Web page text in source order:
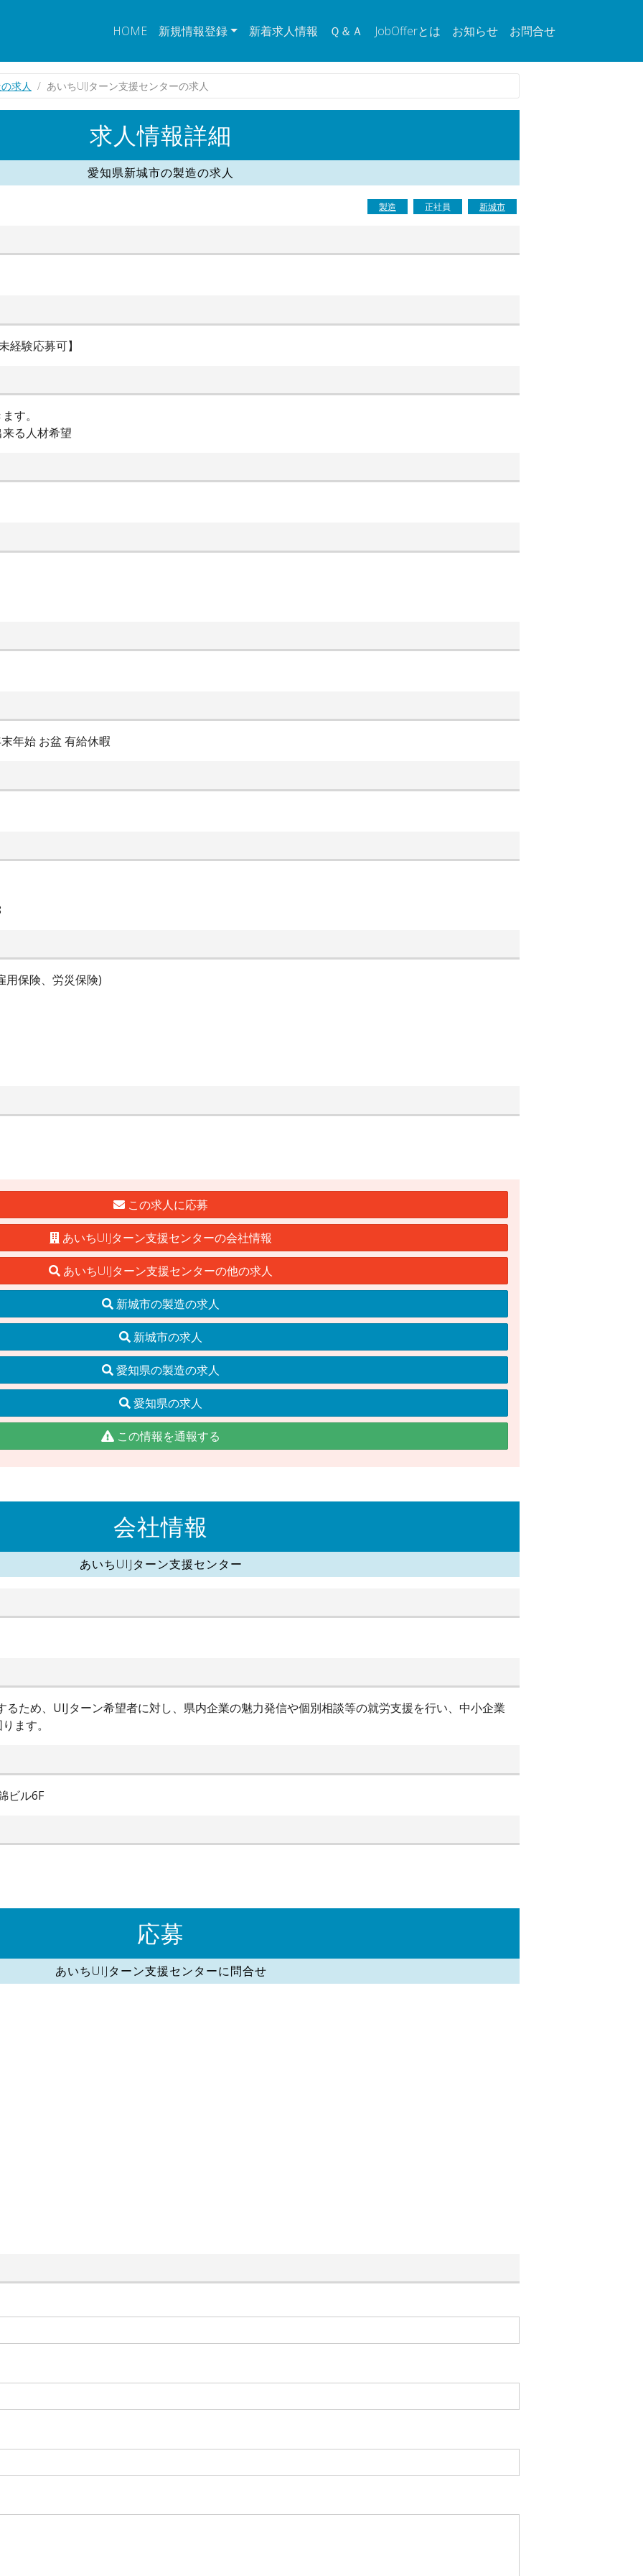
HOME 新規情報登録 新着求人情報 Ｑ＆Ａ JobOfferとは お知らせ お問合せ
求人 あいちUIJターン支援センターの求人
求人情報詳細
愛知県新城市の製造の求人
製造 正社員 新城市
験応募可】
す。
る人材希望
年始 お盆 有給休暇
用保険、労災保険)
この求人に応募
あいちUIJターン支援センターの会社情報
あいちUIJターン支援センターの他の求人
新城市の製造の求人
新城市の求人
愛知県の製造の求人
愛知県の求人
この情報を通報する
会社情報
あいちUIJターン支援センター
るため、UIJターン希望者に対し、県内企業の魅力発信や個別相談等の就労支援を行い、中小企業
ます。
ビル6F
応募
あいちUIJターン支援センターに問合せ